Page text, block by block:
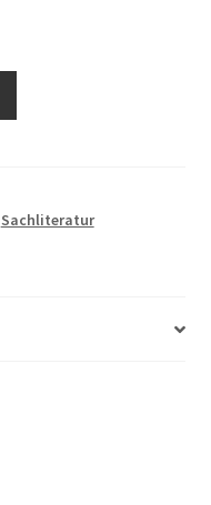
Sachliteratur